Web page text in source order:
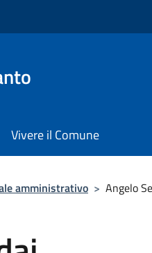
Vivere il Comune
amministrativo > Angelo